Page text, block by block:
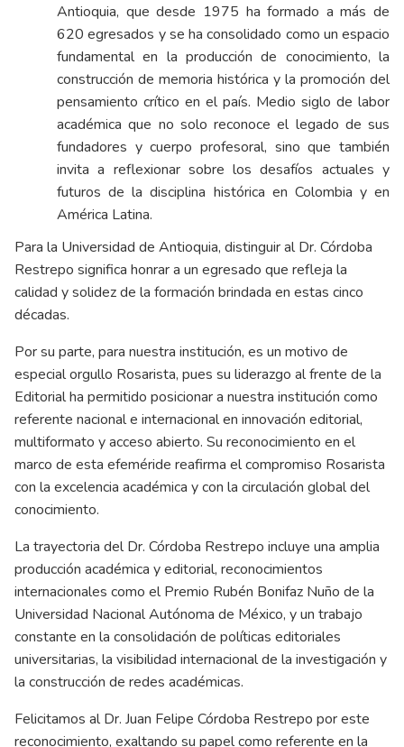
Antioquia, que desde 1975 ha formado a más de
620 egresados y se ha consolidado como un espacio
fundamental en la producción de conocimiento, la
construcción de memoria histórica y la promoción del
pensamiento crítico en el país. Medio siglo de labor
académica que no solo reconoce el legado de sus
fundadores y cuerpo profesoral, sino que también
invita a reflexionar sobre los desafíos actuales y
futuros de la disciplina histórica en Colombia y en
América Latina.
Para la Universidad de Antioquia, distinguir al Dr. Córdoba
Restrepo significa honrar a un egresado que refleja la
calidad y solidez de la formación brindada en estas cinco
décadas.
Por su parte, para nuestra institución, es un motivo de
especial orgullo Rosarista, pues su liderazgo al frente de la
Editorial ha permitido posicionar a nuestra institución como
referente nacional e internacional en innovación editorial,
multiformato y acceso abierto. Su reconocimiento en el
marco de esta efeméride reafirma el compromiso Rosarista
con la excelencia académica y con la circulación global del
conocimiento.
La trayectoria del Dr. Córdoba Restrepo incluye una amplia
producción académica y editorial, reconocimientos
internacionales como el Premio Rubén Bonifaz Nuño de la
Universidad Nacional Autónoma de México, y un trabajo
constante en la consolidación de políticas editoriales
universitarias, la visibilidad internacional de la investigación y
la construcción de redes académicas.
Felicitamos al Dr. Juan Felipe Córdoba Restrepo por este
reconocimiento, exaltando su papel como referente en la